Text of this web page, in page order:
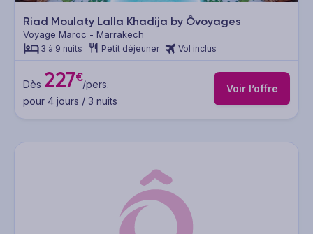
Riad Moulaty Lalla Khadija by Ôvoyages
Voyage Maroc - Marrakech
3 à 9 nuits Petit déjeuner Vol inclus
Dès 227€/pers.
pour 4 jours / 3 nuits
Voir l’offre